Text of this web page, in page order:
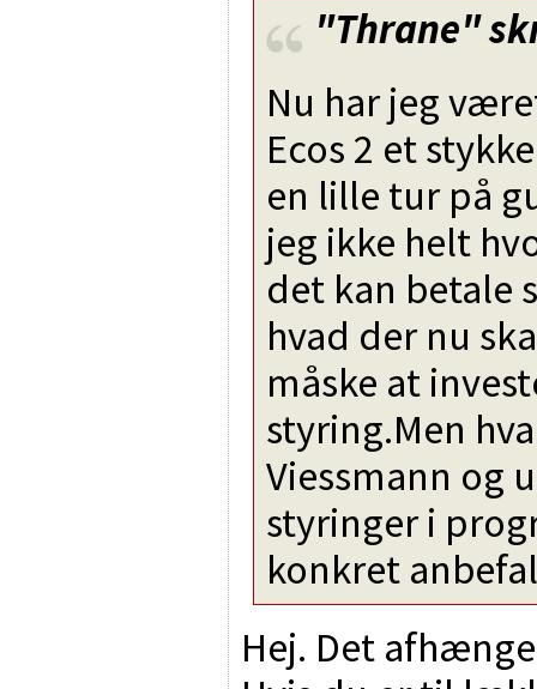
"Thrane"
Nu har jeg
Ecos 2 et
en lille tur på
jeg ikke helt
det kan betale
hvad der nu
måske at
styring.Men
Viessmann og
styringer i
konkret
Hej. Det